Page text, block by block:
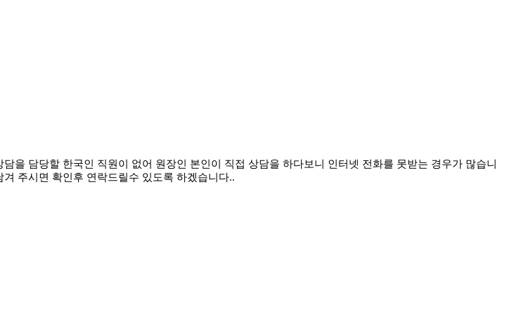
을 담당할 한국인 직원이 없어 원장인 본인이 직접 상담을 하다보니 인터넷 전화를 못받는 경우가 많습니
주시면 확인후 연락드릴수 있도록 하겠습니다..